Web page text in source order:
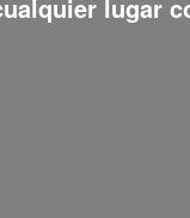
lugar